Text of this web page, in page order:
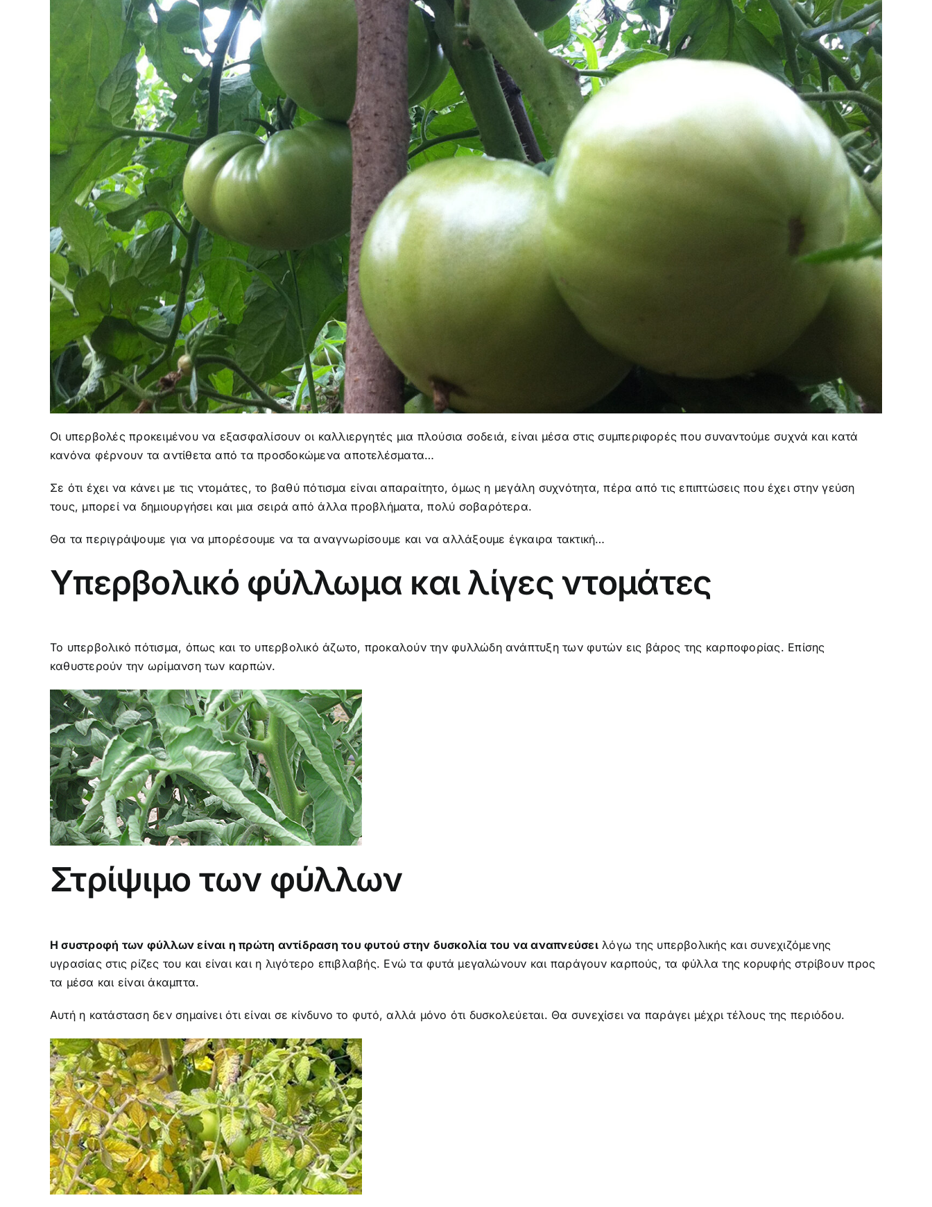
Οι υπερβολές προκειμένου να εξασφαλίσουν οι καλλιεργητές μια πλούσια σοδειά, είναι μέσα στις συμπεριφορές που συναντούμε συχνά και κατά
κανόνα φέρνουν τα αντίθετα από τα προσδοκώμενα αποτελέσματα…
Σε ότι έχει να κάνει με τις ντομάτες, το βαθύ πότισμα είναι απαραίτητο, όμως η μεγάλη συχνότητα, πέρα από τις επιπτώσεις που έχει στην γεύση
τους, μπορεί να δημιουργήσει και μια σειρά από άλλα προβλήματα, πολύ σοβαρότερα.
Θα τα περιγράψουμε για να μπορέσουμε να τα αναγνωρίσουμε και να αλλάξουμε έγκαιρα τακτική…
Υπερβολικό φύλλωμα και λίγες ντομάτες
Το υπερβολικό πότισμα, όπως και το υπερβολικό άζωτο, προκαλούν την φυλλώδη ανάπτυξη των φυτών εις βάρος της καρποφορίας. Επίσης
καθυστερούν την ωρίμανση των καρπών.
Στρίψιμο των φύλλων
Η συστροφή των φύλλων είναι η πρώτη αντίδραση του φυτού στην δυσκολία του να αναπνεύσειλόγω της υπερβολικής και συνεχιζόμενης
υγρασίας στις ρίζες του και είναι και η λιγότερο επιβλαβής. Ενώ τα φυτά μεγαλώνουν και παράγουν καρπούς, τα φύλλα της κορυφής στρίβουν προς
τα μέσα και είναι άκαμπτα.
Αυτή η κατάσταση δεν σημαίνει ότι είναι σε κίνδυνο το φυτό, αλλά μόνο ότι δυσκολεύεται. Θα συνεχίσει να παράγει μέχρι τέλους της περιόδου.